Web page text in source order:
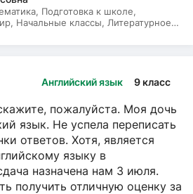
Подготовка к школе,
Начальные классы, Литературное
Английский язык 9 класс
пожалуйста. Моя дочь
язык. Не успела переписать
ответов. Хотя, является
языку в
назначена нам 3 июля.
получить отличную оценку за